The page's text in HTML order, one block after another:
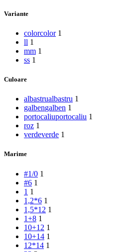
Variante
colorcolor 1
ll 1
mm 1
ss 1
Culoare
albastrualbastru 1
galbengalben 1
portocaliuportocaliu 1
roz 1
verdeverde 1
Marime
#1/0 1
#6 1
1 1
1,2*6 1
1,5*12 1
1+8 1
10+12 1
10+14 1
12*14 1